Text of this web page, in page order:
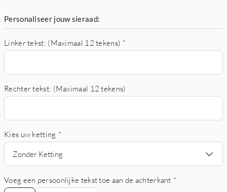
Personaliseer jouw sieraad:
Linker tekst: (Maximaal 12 tekens) *
Rechter tekst: (Maximaal 12 tekens)
Kies uw ketting *
Zonder Ketting
Voeg een persoonlijke tekst toe aan de achterkant *
Nee